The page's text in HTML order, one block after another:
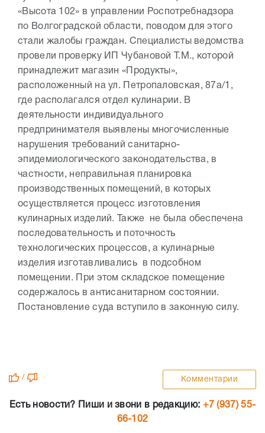
«Высота 102» в управлении Роспотребнадзора
по Волгоградской области, поводом для этого
стали жалобы граждан. Специалисты ведомства
провели проверку ИП Чубановой Т.М., которой
принадлежит магазин «Продукты»,
расположенный на ул. Петропаловская, 87а/1,
где располагался отдел кулинарии. В
деятельности индивидуального
предпринимателя выявлены многочисленные
нарушения требований санитарно-
эпидемиологического законодательства, в
частности, неправильная планировка
производственных помещений, в которых
осуществляется процесс изготовления
кулинарных изделий. Также не была обеспечена
последовательность и поточность
технологических процессов, а кулинарные
изделия изготавливались в подсобном
помещении. При этом складское помещение
содержалось в антисанитарном состоянии.
Постановление суда вступило в законную силу.
/ Комментарии
Есть новости? Пиши и звони в редакцию: +7 (937) 55-
66-102